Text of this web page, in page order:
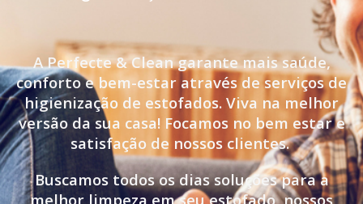
A Perfecte & Clean garante mais saúde,
conforto e bem-estar através de serviços de
higienização de estofados. Viva na melhor
versão da sua casa! Focamos no bem estar e
satisfação de nossos clientes.
Buscamos todos os dias soluções para a
melhor limpeza em seu estofado, nossos